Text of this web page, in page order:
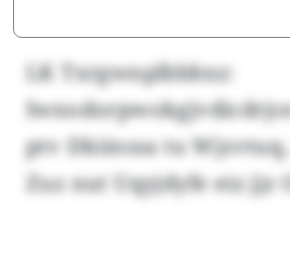
LK Txrgwnplbbbxz:
ptv Dkiinssa tu Wjzvtuq,
Zuz nut Uqyjdyfe eiz jjz